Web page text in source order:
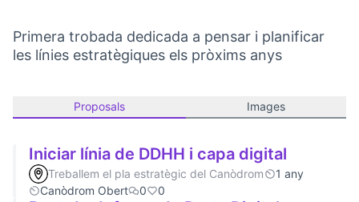
Primera trobada dedicada a pensar i planificar
les línies estratègiques els pròxims anys
Proposals Images
Iniciar línia de DDHH i capa digital
Treballem el pla estratègic del Canòdrom
1 any
Canòdrom Obert
0 0